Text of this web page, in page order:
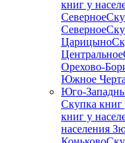
книг у
Северное
Северное
Царицыно
Центральное
Орехово-
Южное
Юго-
Скупка книг
книг у
населения